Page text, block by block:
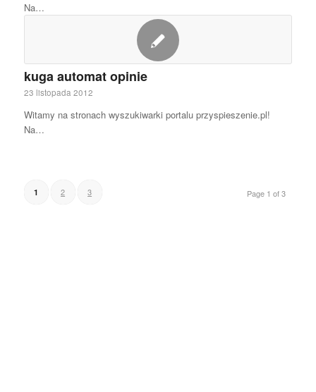
Na…
kuga automat opinie
23 listopada 2012
Witamy na stronach wyszukiwarki portalu przyspieszenie.pl!
Na…
Page 1 of 3
1 2 3